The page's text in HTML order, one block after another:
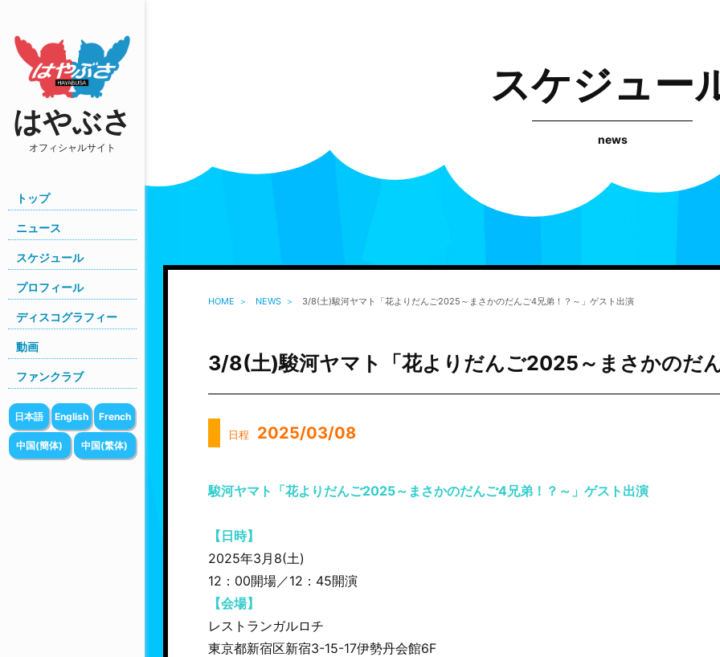
はやぶさ
オフィシャルサイト
トップ
ニュース
スケジュール
プロフィール
ディスコグラフィー
動画
ファンクラブ
日本語 English French
中国(簡体) 中国(繁体)
スケジュー
news
HOME NEWS 3/8(土)駿河ヤマト「花よりだんご2025～まさかのだんご4兄弟！？～」ゲスト出演
3/8(土)駿河ヤマト「花よりだんご2025～まさかのだ
日程 2025/03/08
駿河ヤマト「花よりだんご2025～まさかのだんご4兄弟！？～」ゲスト出演
【日時】
2025年3月8(土)
12：00開場／12：45開演
【会場】
レストランガルロチ
東京都新宿区新宿3-15-17伊勢丹会館6F